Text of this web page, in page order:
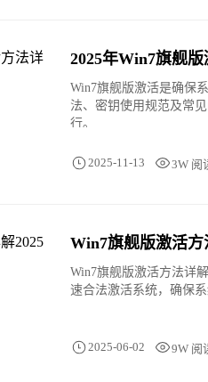
2025年Win7旗舰
Win7旗舰版激活是确保
法、密钥使用规范及常
行。
2025-11-13 3W 阅
Win7旗舰版激活方
Win7旗舰版激活方法详
速合法激活系统，确保
2025-06-02 9W 阅